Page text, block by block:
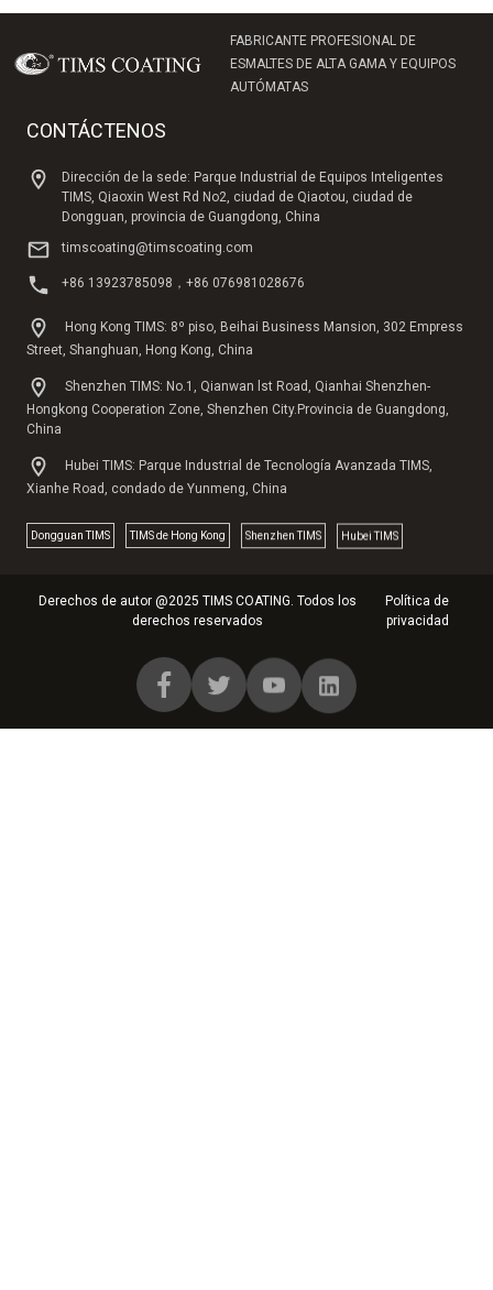
FABRICANTE PROFESIONAL DE
ESMALTES DE ALTA GAMA Y EQUIPOS
AUTÓMATAS
CONTÁCTENOS
Dirección de la sede: Parque Industrial de Equipos Inteligentes
TIMS, Qiaoxin West Rd No2, ciudad de Qiaotou, ciudad de
Dongguan, provincia de Guangdong, China
timscoating@timscoating.com
+86 13923785098，+86 076981028676
Hong Kong TIMS: 8º piso, Beihai Business Mansion, 302 Empress
Street, Shanghuan, Hong Kong, China
Shenzhen TIMS: No.1, Qianwan lst Road, Qianhai Shenzhen-
Hongkong Cooperation Zone, Shenzhen City.Provincia de Guangdong,
China
Hubei TIMS: Parque Industrial de Tecnología Avanzada TIMS,
Xianhe Road, condado de Yunmeng, China
Dongguan TlMS TIMS de Hong Kong Shenzhen TIMS Hubei TIMS
Derechos de autor @2025 TIMS COATING. Todos los
derechos reservados
Política de
privacidad